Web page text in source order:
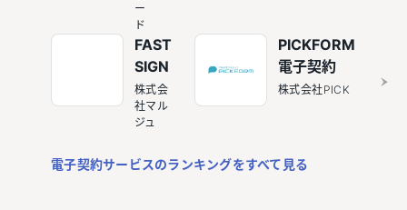
ー
ド
FAST
SIGN
株式会
社マル
ジュ
PICKFORM
電子契約
株式会社PICK
電子契約サービスのランキングをすべて見る